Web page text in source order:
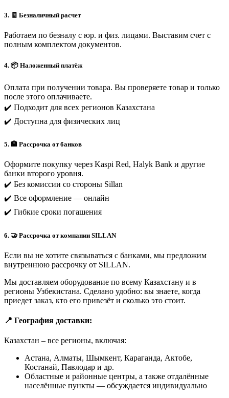
3. 🧾 Безналичный расчет
Работаем по безналу с юр. и физ. лицами. Выставим счет с
полным комплектом документов.
4. 📦 Наложенный платёж
Оплата при получении товара. Вы проверяете товар и только
после этого оплачиваете.
✔️ Подходит для всех регионов Казахстана
✔️ Доступна для физических лиц
5. 🏦 Рассрочка от банков
Оформите покупку через Kaspi Red, Halyk Bank и другие
банки второго уровня.
✔️ Без комиссии со стороны Sillan
✔️ Все оформление — онлайн
✔️ Гибкие сроки погашения
6. 🤝 Рассрочка от компании SILLAN
Если вы не хотите связываться с банками, мы предложим
внутреннюю рассрочку от SILLAN.
Мы доставляем оборудование по всему Казахстану и в
регионы Узбекистана. Сделано удобно: вы знаете, когда
приедет заказ, кто его привезёт и сколько это стоит.
📍 География доставки:
Казахстан – все регионы, включая:
Астана, Алматы, Шымкент, Караганда, Актобе,
Костанай, Павлодар и др.
Областные и районные центры, а также отдалённые
населённые пункты — обсуждается индивидуально